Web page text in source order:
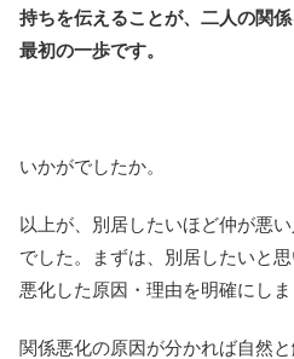
持ちを伝えることが、二人の関
最初の一歩です。
いかがでしたか。
以上が、別居したいほど仲が悪
でした。まずは、別居したいと
悪化した原因・理由を明確にしま
関係悪化の原因が分かれば自然